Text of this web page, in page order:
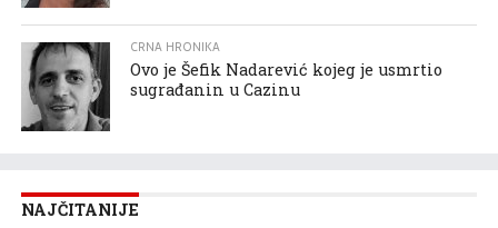
CRNA HRONIKA
Ovo je Šefik Nadarević kojeg je usmrtio
sugrađanin u Cazinu
NAJČITANIJE